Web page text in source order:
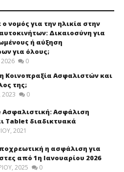
νομός για την ηλικία στην
Δικαιοσύνη για
ή αύξηση
για όλους;
0
η Κοινοπραξία Ασφαλιστών και
της;
2023 0
Ασφαλιστική: Ασφάλιση
Tablet διαδικτυακά
2021
η ασφάλιση για
από 1η Ιανουαρίου 2026
2025 0